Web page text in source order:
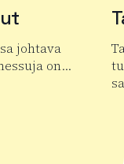
johtava
on…